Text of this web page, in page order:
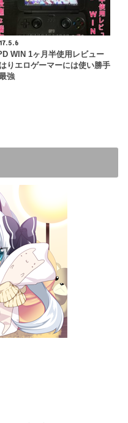
WIN 1ヶ月半使用レビュー
りエロゲーマーには使い勝手
強